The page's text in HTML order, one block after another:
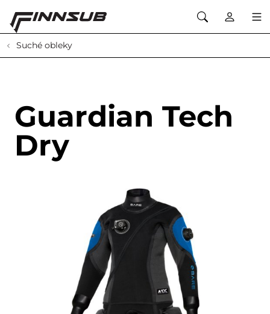
Suché obleky
Guardian Tech
Dry